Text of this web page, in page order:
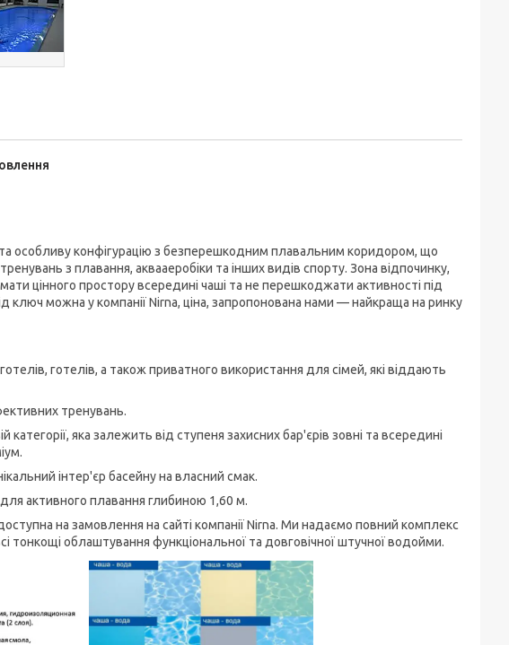
особливу конфігурацію з безперешкодним плавальним коридором, що
з плавання, аквааеробіки та інших видів спорту. Зона відпочинку,
цінного простору всередині чаші та не перешкоджати активності під
ключ можна у компанії Nirna, ціна, запропонована нами — найкраща на ринку
готелів, а також приватного використання для сімей, які віддають
тренувань.
яка залежить від ступеня захисних бар'єрів зовні та всередині
інтер'єр басейну на власний смак.
активного плавання глибиною 1,60 м.
на замовлення на сайті компанії Nirna. Ми надаємо повний комплекс
тонкощі облаштування функціональної та довговічної штучної водойми.